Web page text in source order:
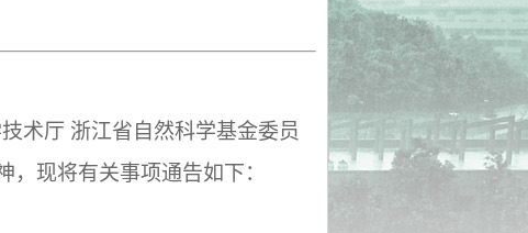
术厅 浙江省自然科学基金委员
现将有关事项通告如下：